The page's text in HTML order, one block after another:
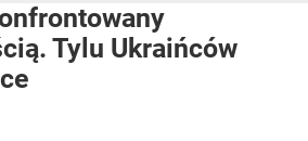
Tylu Ukraińców